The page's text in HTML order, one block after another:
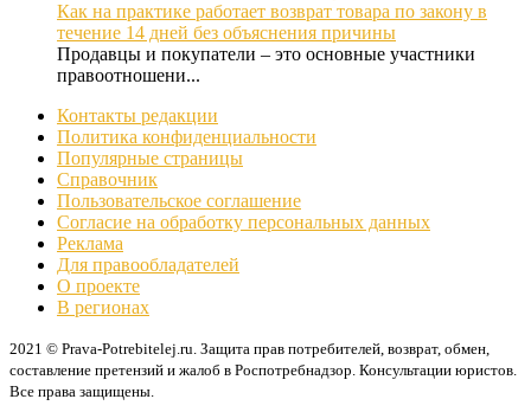
Как на практике работает возврат товара по закону в
течение 14 дней без объяснения причины
Продавцы и покупатели – это основные участники
правоотношени...
Контакты редакции
Политика конфиденциальности
Популярные страницы
Справочник
Пользовательское соглашение
Согласие на обработку персональных данных
Реклама
Для правообладателей
О проекте
В регионах
2021 © Prava-Potrebitelej.ru. Защита прав потребителей, возврат, обмен,
составление претензий и жалоб в Роспотребнадзор. Консультации юристов.
Все права защищены.